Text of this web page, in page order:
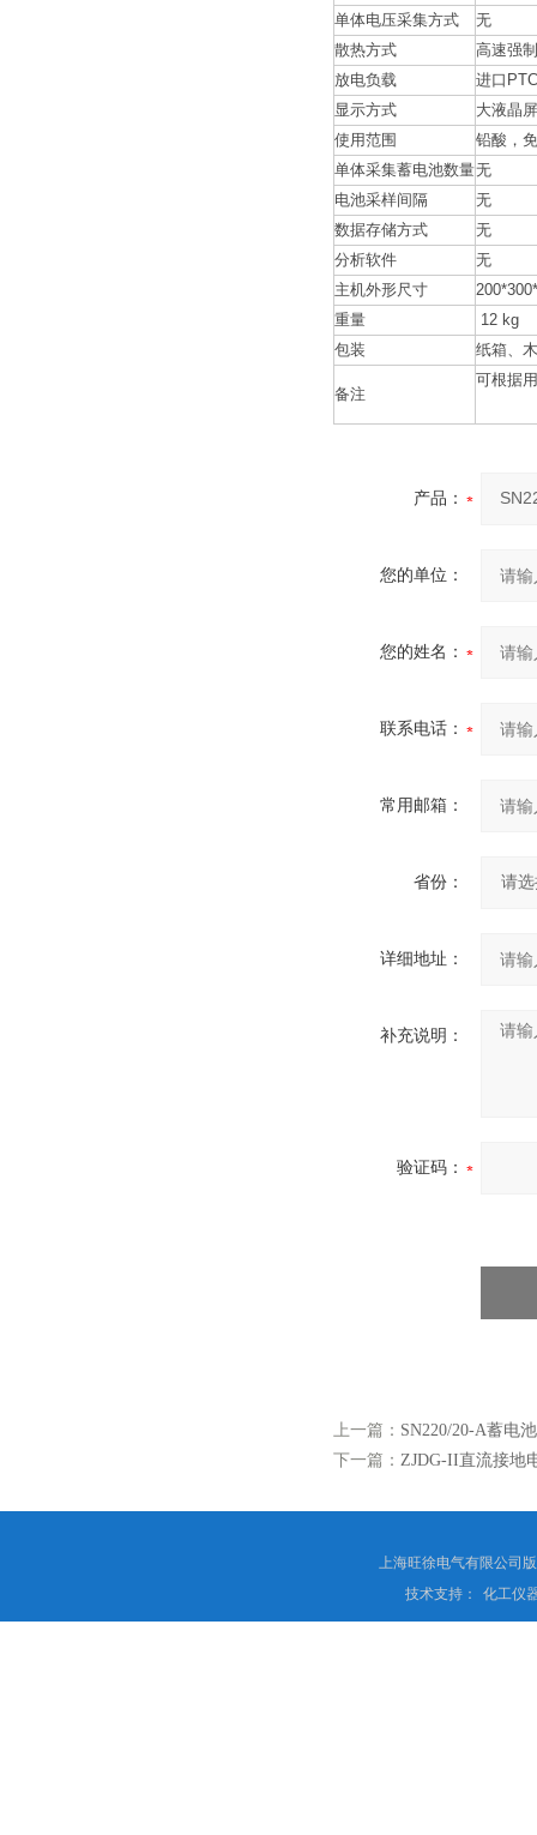
单体电压采集方式
无
散热方式
高速强
放电负载
进口PTC
显示方式
大液晶
使用范围
铅酸，
单体采集蓄电池数量无
电池采样间隔
无
数据存储方式
无
分析软件
无
主机外形尺寸
重量
12 kg
包装
纸箱、
备注
可根据
产品：
您的单位：
您的姓名：
联系电话：
常用邮箱：
省份：
详细地址：
补充说明：
验证码：
上一篇： SN220/20-A蓄电
下一篇： ZJDG-II直流接地
上海旺徐电气有限公司
技术支持：
化工仪